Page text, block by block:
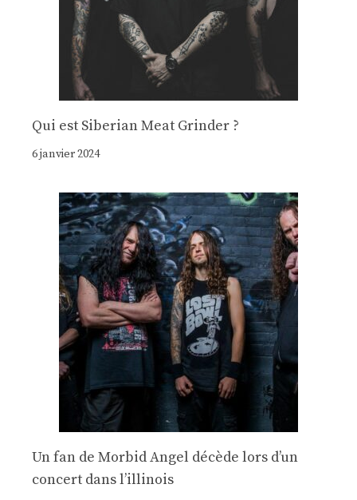
Qui est Siberian Meat Grinder ?
6 janvier 2024
Un fan de Morbid Angel décède lors d’un
concert dans l’illinois